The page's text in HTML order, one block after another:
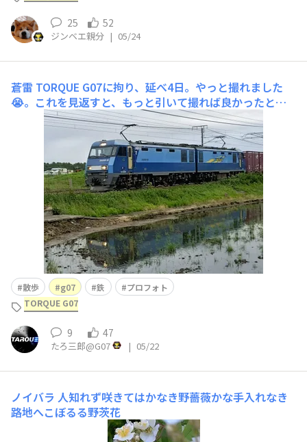
25 52
ジンベエ親分 | 05/24
蒼雷 TORQUE G07に拘り、延べ4日。やっと撮れました
😭。これを見返すと、もっと引いて撮れば良かったと反
省。JR貨物 EH200型 ブルーサンダー
散歩 g07 鉄
プロフォト
TORQUE G07
9 47
たろ三郎@G07 | 05/22
ノイバラ 人知れず咲きてはかなき野薔薇かな手入れなき
路地へこぼるる野茨花